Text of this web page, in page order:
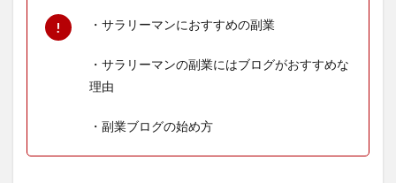
・サラリーマンにおすすめの副業
・サラリーマンの副業にはブログがおすすめな
理由
・副業ブログの始め方